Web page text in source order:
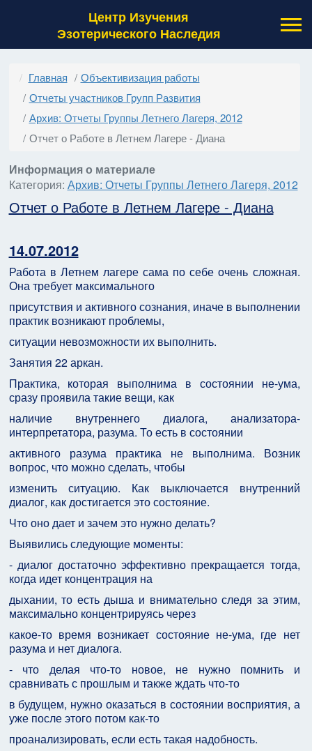
Центр Изучения
Эзотерического Наследия
Главная
Объективизация работы
Отчеты участников Групп Развития
Архив: Отчеты Группы Летнего Лагеря, 2012
Отчет о Работе в Летнем Лагере - Диана
Информация о материале
Категория: Архив: Отчеты Группы Летнего Лагеря, 2012
Отчет о Работе в Летнем Лагере - Диана
14.07.2012
Работа в Летнем лагере сама по себе очень сложная.
Она требует максимального
присутствия и активного сознания, иначе в выполнении
практик возникают проблемы,
ситуации невозможности их выполнить.
Занятия 22 аркан.
Практика, которая выполнима в состоянии не-ума,
сразу проявила такие вещи, как
наличие внутреннего диалога, анализатора-
интерпретатора, разума. То есть в состоянии
активного разума практика не выполнима. Возник
вопрос, что можно сделать, чтобы
изменить ситуацию. Как выключается внутренний
диалог, как достигается это состояние.
Что оно дает и зачем это нужно делать?
Выявились следующие моменты:
- диалог достаточно эффективно прекращается тогда,
когда идет концентрация на
дыхании, то есть дыша и внимательно следя за этим,
максимально концентрируясь через
какое-то время возникает состояние не-ума, где нет
разума и нет диалога.
- что делая что-то новое, не нужно помнить и
сравнивать с прошлым и также ждать что-то
в будущем, нужно оказаться в состоянии восприятия, а
уже после этого потом как-то
проанализировать, если есть такая надобность.